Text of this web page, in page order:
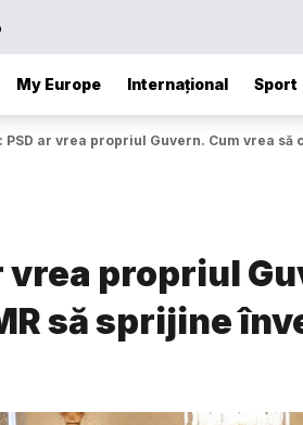
My Europe Internațional Sport
PSD ar vrea propriul Guvern. Cum vrea
vrea propriul
să sprijine